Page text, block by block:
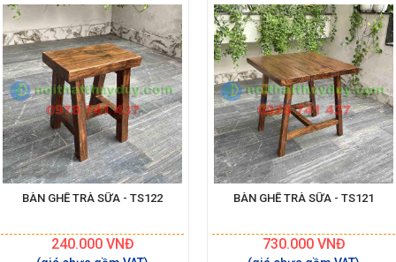
BÀN GHẾ TRÀ SỮA - TS122
240.000VNĐ
BÀN GHẾ TRÀ SỮA - TS121
730.000VNĐ